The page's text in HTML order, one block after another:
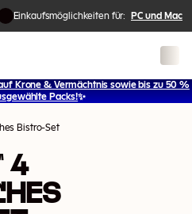
Einkaufsmöglichkeiten für: PC und Mac
Krone & Vermächtnis sowie bis zu 50 %
Packs!✨
1/2
Bistro-Set
4